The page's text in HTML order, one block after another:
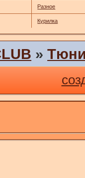
Разное
Курилка
»